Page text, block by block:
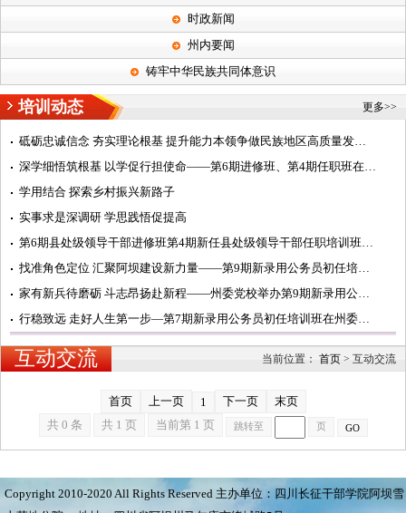
时政新闻
州内要闻
铸牢中华民族共同体意识
更多>>
培训动态
学用结合 探索乡村振兴新路子
实事求是深调研 学思践悟促提高
互动交流 当前位置： 首页 > 互动交流
首页 上一页 1 下一页
末页
共 0 条
共 1 页 当前第 1 页 跳转至 页 GO
Copyright 2010-2020 All Rights Reserved 主办单位：四川长征干部学院阿坝雪